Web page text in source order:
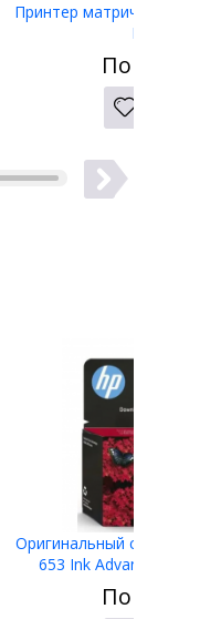
Принтер матричный
LW-400
По
Оригинальный
653 Ink Advantage,
По